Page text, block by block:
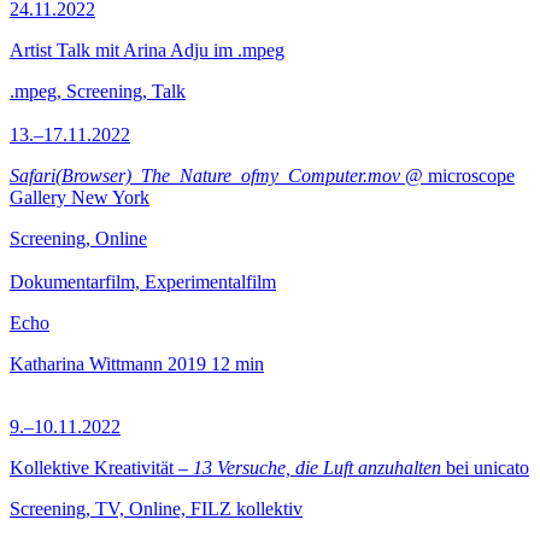
24.11.2022
Artist Talk mit Arina Adju im .mpeg
.mpeg, Screening, Talk
13.–17.11.2022
Safari(Browser)_The_Nature_ofmy_Computer.mov @ microscope
Gallery New York
Screening, Online
Dokumentarfilm, Experimentalfilm
Echo
Katharina Wittmann 2019 12 min
9.–10.11.2022
Kollektive Kreativität – 13 Versuche, die Luft anzuhalten bei unicato
Screening, TV, Online, FILZ kollektiv